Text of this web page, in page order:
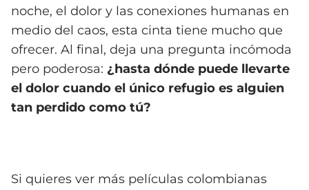
noche, el dolor y las conexiones humanas en
medio del caos, esta cinta tiene mucho que
ofrecer. Al final, deja una pregunta incómoda
pero poderosa: ¿hasta dónde puede llevarte
el dolor cuando el único refugio es alguien
tan perdido como tú?
Si quieres ver más películas colombianas